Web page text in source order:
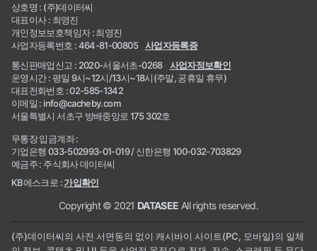
상호명 : (주)데이터씨
대표이사 : 최영진
개인정보보호책임자 : 최영진
사업자등록번호 : 464-81-00805
사업자등록증
통신판매업신고 : 2020-서울서초-0268
사업자정보확인
운영시간 : 평일 9시~12시/13시~18시(주말, 공휴일 휴무)
대표전화번호 : 02-585-1342
이메일 : info@cacheby.com
서울특별시 서초구 방배중앙로 175 302호
무통장 입금계좌 :
기업은행 033-502993-01-019 / 신한은행 100-032-703829
예금주 : 주식회사 데이터씨
KB에스크로 :가입확인
Copyright © 2021 DATASEE All rights reserved.
(주)데이터씨의 사전 서면동의 없이 캐시바이 사이트(PC, 모바일)의 일체